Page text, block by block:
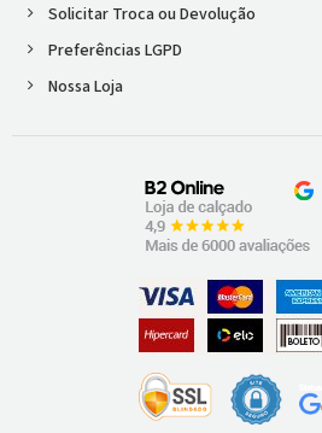
Solicitar Troca ou Devolução
Preferências LGPD
Nossa Loja